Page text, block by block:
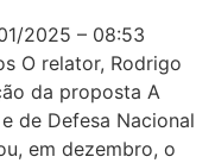
2025 – 08:53
O relator, Rodrigo
da proposta A
de Defesa Nacional
em dezembro, o